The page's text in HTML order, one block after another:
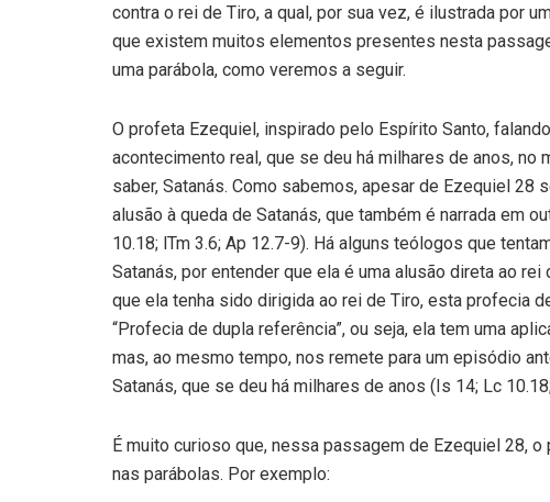
contra o rei de Tiro, a qual, por sua vez, é ilustrada por
que existem muitos elementos presentes nesta
uma parábola, como veremos a seguir.
O profeta Ezequiel, inspirado pelo Espírito Santo,
acontecimento real, que se deu há milhares de anos, no
saber, Satanás. Como sabemos, apesar de Ezequiel 28
alusão à queda de Satanás, que também é narrada em
10.18; lTm 3.6; Ap 12.7-9). Há alguns teólogos que
Satanás, por entender que ela é uma alusão direta ao
que ela tenha sido dirigida ao rei de Tiro, esta profecia
“Profecia de dupla referência”, ou seja, ela tem uma
mas, ao mesmo tempo, nos remete para um episódio
Satanás, que se deu há milhares de anos (Is 14; Lc
É muito curioso que, nessa passagem de Ezequiel 28,
nas parábolas. Por exemplo: